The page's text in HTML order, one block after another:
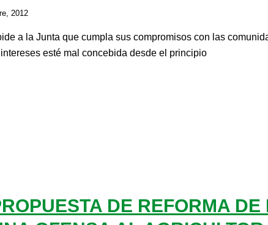
2012
a la Junta que cumpla sus compromisos con las
esté mal concebida desde el principio
DE REFORMA